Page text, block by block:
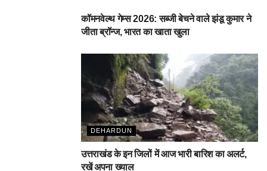
कॉमनवेल्थ गेम्स 2026: सब्जी बेचने वाले झंडू कुमार ने
जीता ब्रॉन्ज, भारत का खाता खुला
DEHARDUN
उत्तराखंड के इन जिलों में आज भारी बारिश का अलर्ट,
रखें अपना ख्याल